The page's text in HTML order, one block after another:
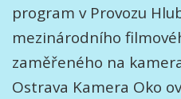
program v Provozu
mezinárodního
zaměřeného na
Ostrava Kamera Oko